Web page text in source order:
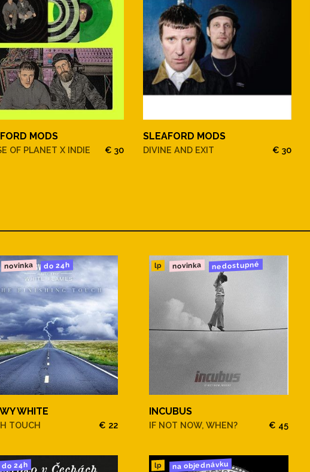
MODS
OF PLANET X INDIE € 30
SLEAFORD MODS
DIVINE AND EXIT € 30
novinka do 24h
WHITE
TOUCH € 22
lp novinka nedostupné
INCUBUS
IF NOT NOW, WHEN? € 45
do 24h lp na objednávku